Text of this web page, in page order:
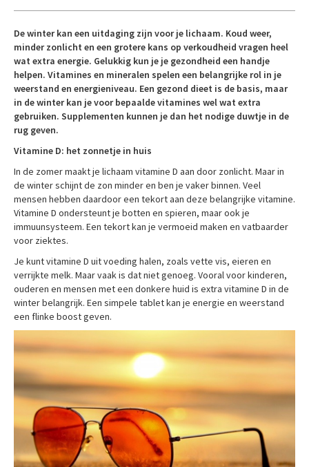
De winter kan een uitdaging zijn voor je lichaam. Koud weer,
minder zonlicht en een grotere kans op verkoudheid vragen heel
wat extra energie. Gelukkig kun je je gezondheid een handje
helpen. Vitamines en mineralen spelen een belangrijke rol in je
weerstand en energieniveau. Een gezond dieet is de basis, maar
in de winter kan je voor bepaalde vitamines wel wat extra
gebruiken. Supplementen kunnen je dan het nodige duwtje in de
rug geven.
Vitamine D: het zonnetje in huis
In de zomer maakt je lichaam vitamine D aan door zonlicht. Maar in
de winter schijnt de zon minder en ben je vaker binnen. Veel
mensen hebben daardoor een tekort aan deze belangrijke vitamine.
Vitamine D ondersteunt je botten en spieren, maar ook je
immuunsysteem. Een tekort kan je vermoeid maken en vatbaarder
voor ziektes.
Je kunt vitamine D uit voeding halen, zoals vette vis, eieren en
verrijkte melk. Maar vaak is dat niet genoeg. Vooral voor kinderen,
ouderen en mensen met een donkere huid is extra vitamine D in de
winter belangrijk. Een simpele tablet kan je energie en weerstand
een flinke boost geven.